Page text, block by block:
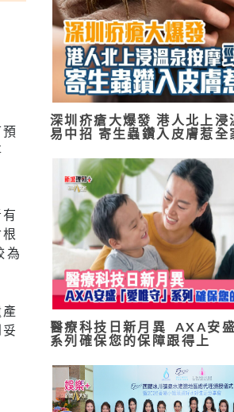
為
深圳疥瘡大爆發 港人北上浸
易中招 寄生蟲鑽入皮膚惹全
醫療科技日新月異 AXA安盛
系列確保您的保障跟得上